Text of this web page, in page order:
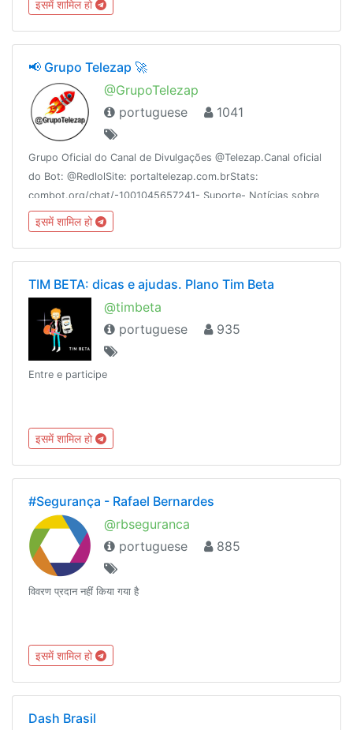
https://www.youtube.com/c/TaskerSuperBrasil🇧🇷
इसमें शामिल हो
📢 Grupo Telezap 🚀
@GrupoTelezap
portuguese
1041
Grupo Oficial do Canal de Divulgações @Telezap.Canal oficial
do Bot: @RedlolSite: portaltelezap.com.brStats:
combot.org/chat/-1001045657241- Suporte- Notícias sobre
o Telegram- Canais e Grupos LimposRecomendações:
@EncontreAqui
इसमें शामिल हो
TIM BETA: dicas e ajudas. Plano Tim Beta
@timbeta
portuguese
935
Entre e participe
इसमें शामिल हो
#Segurança - Rafael Bernardes
@rbseguranca
portuguese
885
विवरण प्रदान नहीं किया गया है
इसमें शामिल हो
Dash Brasil